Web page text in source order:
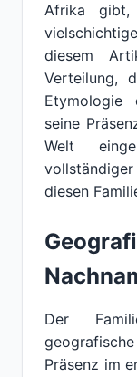
Afrika
diesem
Verteilung,
Etymologie
seine
Welt
diesen
Der
Präsenz im